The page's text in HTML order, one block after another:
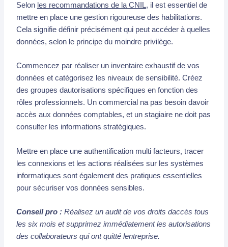
Selon les recommandations de la CNIL, il est essentiel de
mettre en place une gestion rigoureuse des habilitations.
Cela signifie définir précisément qui peut accéder à quelles
données, selon le principe du moindre privilège.
Commencez par réaliser un inventaire exhaustif de vos
données et catégorisez les niveaux de sensibilité. Créez
des groupes dautorisations spécifiques en fonction des
rôles professionnels. Un commercial na pas besoin davoir
accès aux données comptables, et un stagiaire ne doit pas
consulter les informations stratégiques.
Mettre en place une authentification multi facteurs, tracer
les connexions et les actions réalisées sur les systèmes
informatiques sont également des pratiques essentielles
pour sécuriser vos données sensibles.
Conseil pro : Réalisez un audit de vos droits daccès tous
les six mois et supprimez immédiatement les autorisations
des collaborateurs qui ont quitté lentreprise.